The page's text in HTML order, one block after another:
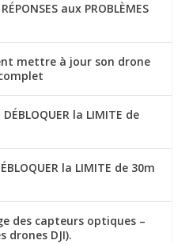
aux PROBLÈMES
mettre à jour son drone
la LIMITE de
la LIMITE de 30m
des capteurs optiques –
drones DJI).